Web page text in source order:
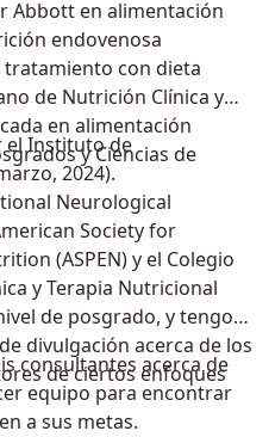
Abbott en alimentación
endovenosa
con dieta
de Nutrición Clínica y
en alimentación
y Ciencias de
el Instituto de
2024).
Neurological
Society for
(ASPEN) y el Colegio
y Terapia Nutricional
de posgrado, y tengo
divulgación acerca de los
de ciertos enfoques
consultantes acerca de
equipo para encontrar
a sus metas.